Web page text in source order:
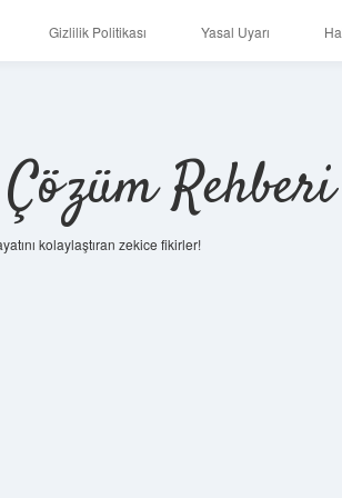
Gizlilik Politikası Yasal Uyarı
Rehberi
kolaylaştıran zekice fikirler!